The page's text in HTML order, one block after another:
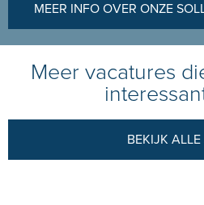
MEER INFO OVER ONZE
Meer vacatures
BEKIJK